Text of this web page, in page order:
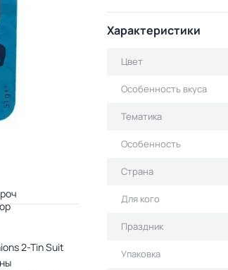
2-Tin Suit
Характеристики
Цвет
Особенность вкуса
Тематика
Особенность
Страна
Для кого
Праздник
Упаковка